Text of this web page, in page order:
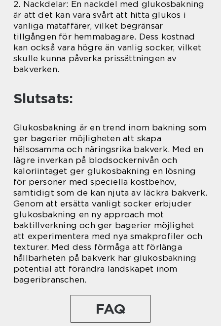
2. Nackdelar: En nackdel med glukosbakning
är att det kan vara svårt att hitta glukos i
vanliga mataffärer, vilket begränsar
tillgången för hemmabagare. Dess kostnad
kan också vara högre än vanlig socker, vilket
skulle kunna påverka prissättningen av
bakverken.
Slutsats:
Glukosbakning är en trend inom bakning som
ger bagerier möjligheten att skapa
hälsosamma och näringsrika bakverk. Med en
lägre inverkan på blodsockernivån och
kaloriintaget ger glukosbakning en lösning
för personer med speciella kostbehov,
samtidigt som de kan njuta av läckra bakverk.
Genom att ersätta vanligt socker erbjuder
glukosbakning en ny approach mot
baktillverkning och ger bagerier möjlighet
att experimentera med nya smakprofiler och
texturer. Med dess förmåga att förlänga
hållbarheten på bakverk har glukosbakning
potential att förändra landskapet inom
bageribranschen.
FAQ